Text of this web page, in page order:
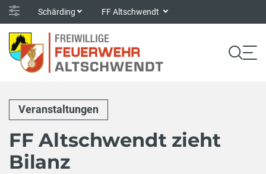
Schärding FF Altschwendt
Veranstaltungen
FF Altschwendt zieht
Bilanz